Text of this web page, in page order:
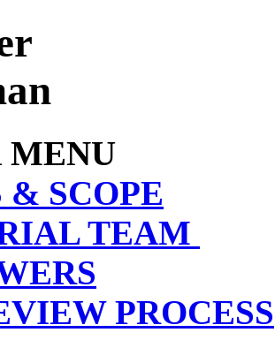
MENU
& SCOPE
TEAM
PROCESS